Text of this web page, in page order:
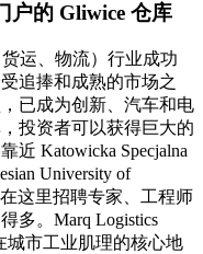
户的 Gliwice 仓库
运、物流）行业成功
追捧和成熟的市场之
已成为创新、汽车和电
投资者可以获得巨大的
近 Katowicka Specjalna
University of
这里招聘专家、工程师
多。Marq Logistics
城市工业肌理的核心地